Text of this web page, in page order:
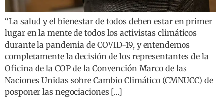
“La salud y el bienestar de todos deben estar en primer
lugar en la mente de todos los activistas climáticos
durante la pandemia de COVID-19, y entendemos
completamente la decisión de los representantes de la
Oficina de la COP de la Convención Marco de las
Naciones Unidas sobre Cambio Climático (CMNUCC) de
posponer las negociaciones […]